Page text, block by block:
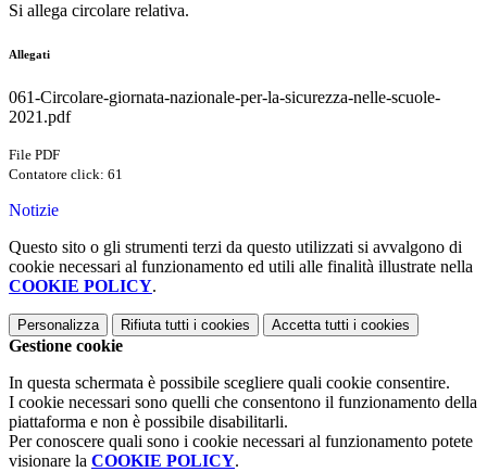
Si allega circolare relativa.
Allegati
061-Circolare-giornata-nazionale-per-la-sicurezza-nelle-scuole-
2021.pdf
File PDF
Contatore click: 61
Notizie
Questo sito o gli strumenti terzi da questo utilizzati si avvalgono di
cookie necessari al funzionamento ed utili alle finalità illustrate nella
COOKIE POLICY.
Personalizza Rifiuta tutti i cookies Accetta tutti i cookies
Gestione cookie
In questa schermata è possibile scegliere quali cookie consentire.
I cookie necessari sono quelli che consentono il funzionamento della
piattaforma e non è possibile disabilitarli.
Per conoscere quali sono i cookie necessari al funzionamento potete
visionare la COOKIE POLICY.